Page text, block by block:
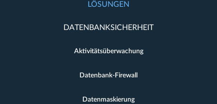
LÖSUNGEN
DATENBANKSICHERHEIT
Aktivitätsüberwachung
Datenbank-Firewall
Datenmaskierung